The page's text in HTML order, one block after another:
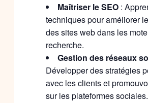
Maîtriser le SEO :
techniques pour améliorer
des sites web dans les
recherche.
Gestion des réseaux
Développer des stratégies
avec les clients et
sur les plateformes sociales.